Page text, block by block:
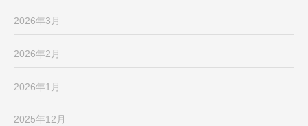
2026年3月
2026年2月
2026年1月
2025年12月